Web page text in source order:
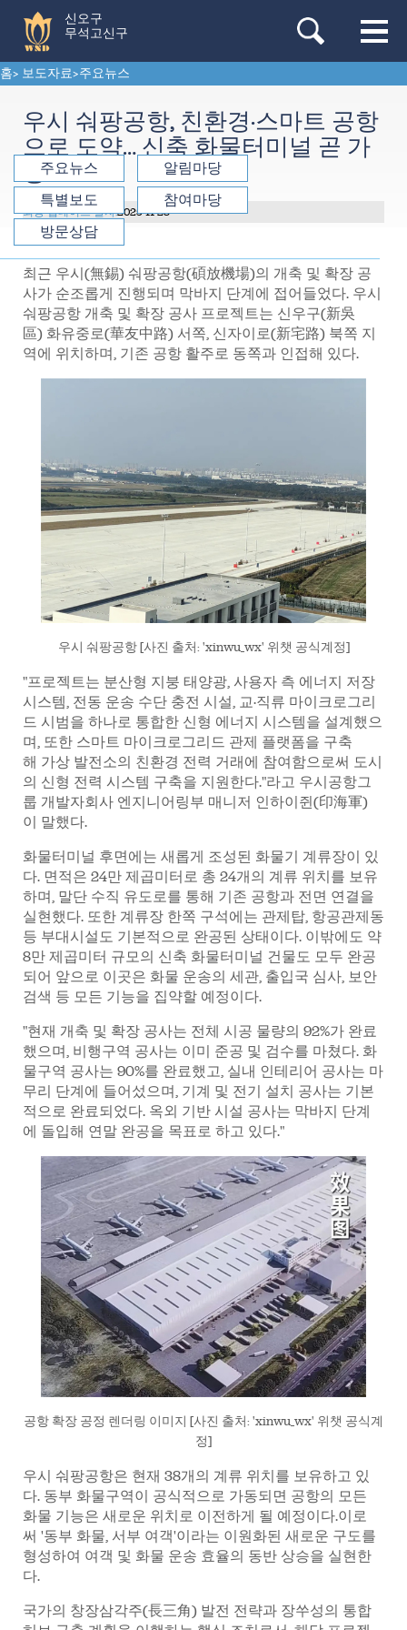
신오구
무석고신구
홈> 보도자료>주요뉴스
우시 숴팡공항, 친환경·스마트 공항
으로 도약… 신축 화물터미널 곧 가
동
최종 업데이트 날자:2025-11-28
최근 우시(無錫) 숴팡공항(碩放機場)의 개축 및 확장 공
사가 순조롭게 진행되며 막바지 단계에 접어들었다. 우시
숴팡공항 개축 및 확장 공사 프로젝트는 신우구(新吳
區) 화유중로(華友中路) 서쪽, 신자이로(新宅路) 북쪽 지
역에 위치하며, 기존 공항 활주로 동쪽과 인접해 있다.
우시 숴팡공항 [사진 출처: 'xinwu_wx' 위챗 공식계정]
"프로젝트는 분산형 지붕 태양광, 사용자 측 에너지 저장
시스템, 전동 운송 수단 충전 시설, 교·직류 마이크로그리
드 시범을 하나로 통합한 신형 에너지 시스템을 설계했으
며, 또한 스마트 마이크로그리드 관제 플랫폼을 구축
해 가상 발전소의 친환경 전력 거래에 참여함으로써 도시
의 신형 전력 시스템 구축을 지원한다."라고 우시공항그
룹 개발자회사 엔지니어링부 매니저 인하이쥔(印海軍)
이 말했다.
화물터미널 후면에는 새롭게 조성된 화물기 계류장이 있
다. 면적은 24만 제곱미터로 총 24개의 계류 위치를 보유
하며, 말단 수직 유도로를 통해 기존 공항과 전면 연결을
실현했다. 또한 계류장 한쪽 구석에는 관제탑, 항공관제동
등 부대시설도 기본적으로 완공된 상태이다. 이밖에도 약
8만 제곱미터 규모의 신축 화물터미널 건물도 모두 완공
되어 앞으로 이곳은 화물 운송의 세관, 출입국 심사, 보안
검색 등 모든 기능을 집약할 예정이다.
"현재 개축 및 확장 공사는 전체 시공 물량의 92%가 완료
했으며, 비행구역 공사는 이미 준공 및 검수를 마쳤다. 화
물구역 공사는 90%를 완료했고, 실내 인테리어 공사는 마
무리 단계에 들어섰으며, 기계 및 전기 설치 공사는 기본
적으로 완료되었다. 옥외 기반 시설 공사는 막바지 단계
에 돌입해 연말 완공을 목표로 하고 있다."
공항 확장 공정 렌더링 이미지 [사진 출처: 'xinwu_wx' 위챗 공식계
정]
우시 숴팡공항은 현재 38개의 계류 위치를 보유하고 있
다. 동부 화물구역이 공식적으로 가동되면 공항의 모든
화물 기능은 새로운 위치로 이전하게 될 예정이다.이로
써 '동부 화물, 서부 여객'이라는 이원화된 새로운 구도를
형성하여 여객 및 화물 운송 효율의 동반 상승을 실현한
다.
국가의 창장삼각주(長三角) 발전 전략과 장쑤성의 통합
주요뉴스
알림마당
특별보도
참여마당
방문상담